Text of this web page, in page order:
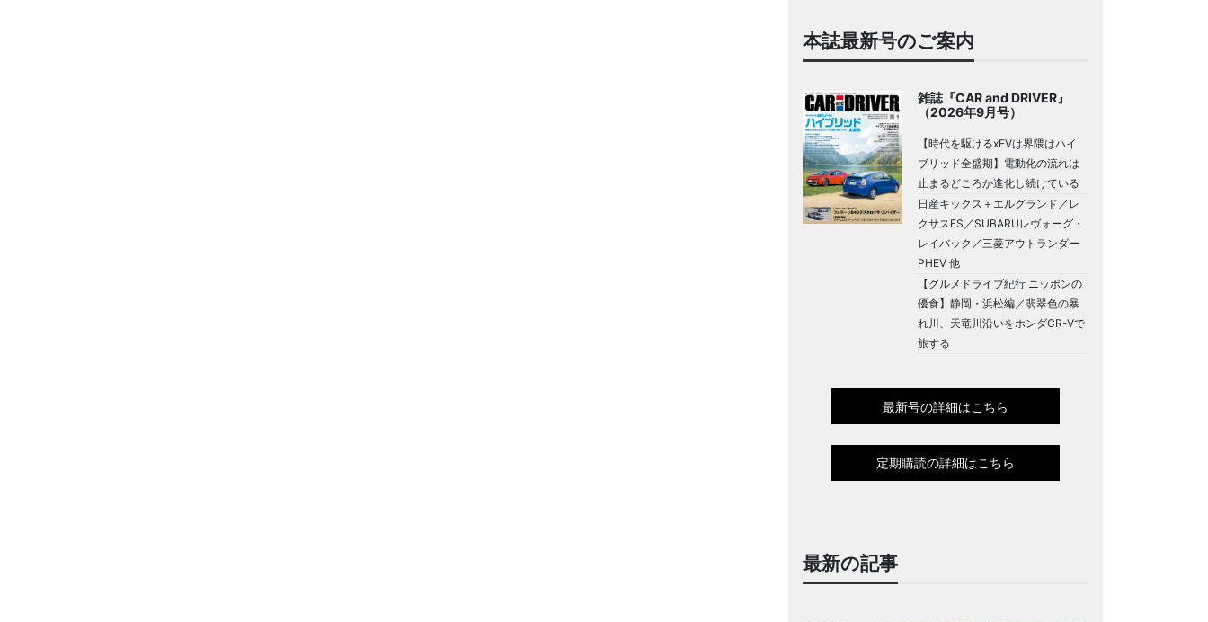
本誌最新号のご案内
雑誌『CAR and DRIVER』
（2026年9月号）
【時代を駆けるxEVは界隈はハイ
ブリッド全盛期】電動化の流れは
止まるどころか進化し続けている
日産キックス＋エルグランド／レ
クサスES／SUBARUレヴォーグ・
レイバック／三菱アウトランダー
PHEV 他
【グルメドライブ紀行 ニッポンの
優食】静岡・浜松編／翡翠色の暴
れ川、天竜川沿いをホンダCR-Vで
旅する
最新号の詳細はこちら
定期購読の詳細はこちら
最新の記事